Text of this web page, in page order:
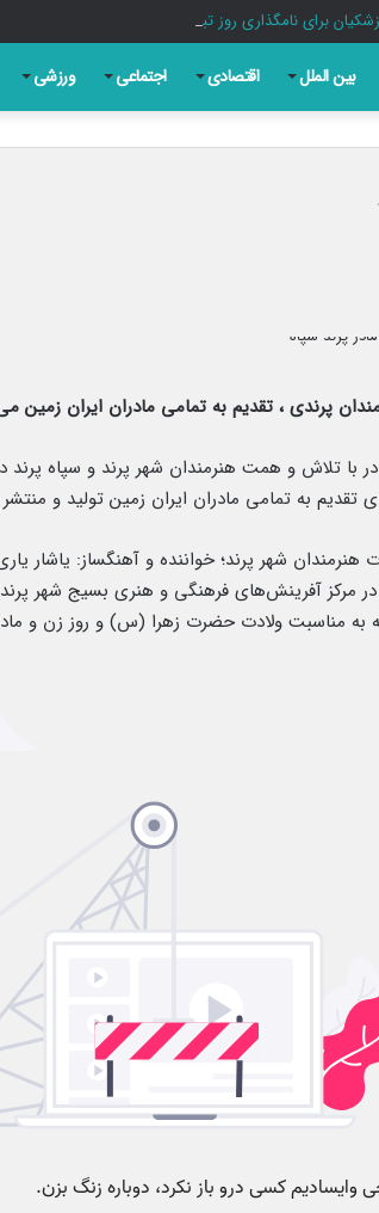
برای نامگذاری روز تبریز به بهانه سالروز مشروطه
بین الملل اقتصادی اجتماعی ورزشی
پرندی ، تقدیم به تمامی مادران ایران‌ زمین
با تلاش و همت هنرمندان شهر پرند و سپاه پرند
به تمامی مادران ایران‌ زمین تولید و
شهر پرند؛ خواننده و آهنگساز: یاشار
مرکز آفرینش‌های فرهنگی و هنری بسیج شهر
به مناسبت ولادت حضرت زهرا (س) و روز زن و